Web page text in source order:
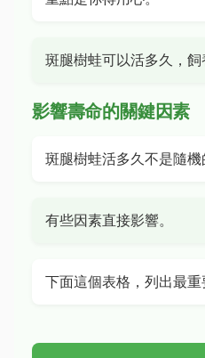
斑腿樹蛙可以活多久，飼
影響壽命的關鍵因素
斑腿樹蛙活多久不是隨機
有些因素直接影響。
下面這個表格，列出最重